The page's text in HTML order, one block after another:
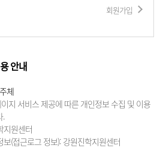
회원가입
안내
체
지 서비스 제공에 따른 개인정보 수집 및 이용
.
지원센터
(접근로그 정보): 강원진학지원센터